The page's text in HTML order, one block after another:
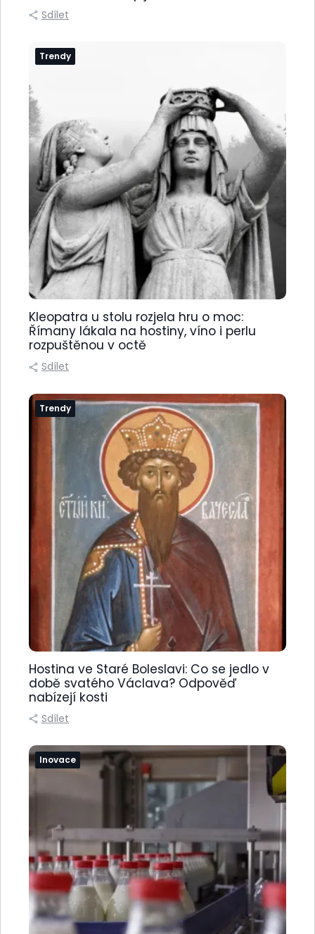
Sdílet
Trendy
Kleopatra u stolu rozjela hru o moc:
Římany lákala na hostiny, víno i perlu
rozpuštěnou v octě
Sdílet
Trendy
Hostina ve Staré Boleslavi: Co se jedlo v
době svatého Václava? Odpověď
nabízejí kosti
Sdílet
Inovace